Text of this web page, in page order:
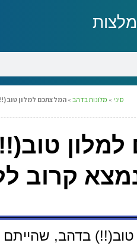
סיני » מלונות בדהב»המלצתכם למלון
קרוב
בדהב, שהייתם